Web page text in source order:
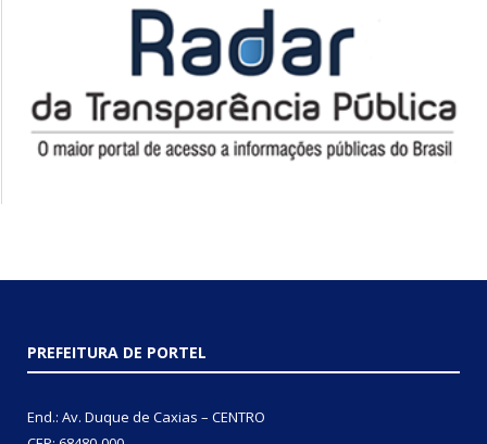
PREFEITURA DE PORTEL
End.: Av. Duque de Caxias – CENTRO